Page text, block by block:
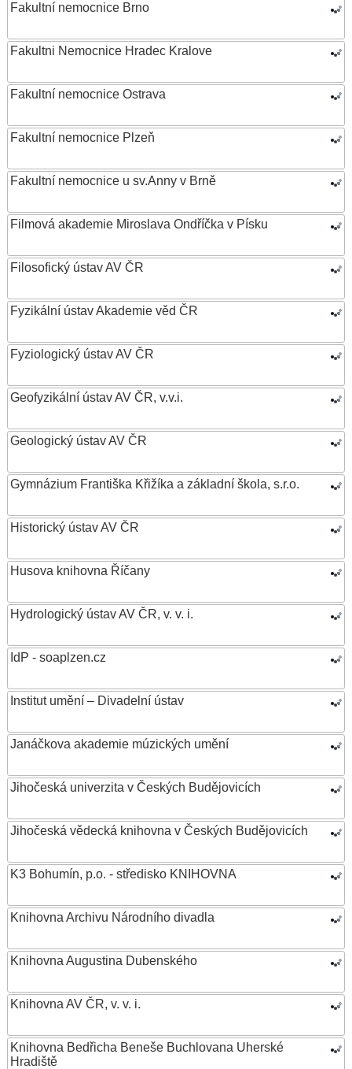
Fakultní nemocnice Brno
Fakultni Nemocnice Hradec Kralove
Fakultní nemocnice Ostrava
Fakultní nemocnice Plzeň
Fakultní nemocnice u sv.Anny v Brně
Filmová akademie Miroslava Ondříčka v Písku
Filosofický ústav AV ČR
Fyzikální ústav Akademie věd ČR
Fyziologický ústav AV ČR
Geofyzikální ústav AV ČR, v.v.i.
Geologický ústav AV ČR
Gymnázium Františka Křižíka a základní škola, s.r.o.
Historický ústav AV ČR
Husova knihovna Říčany
Hydrologický ústav AV ČR, v. v. i.
IdP - soaplzen.cz
Institut umění – Divadelní ústav
Janáčkova akademie múzických umění
Jihočeská univerzita v Českých Budějovicích
Jihočeská vědecká knihovna v Českých Budějovicích
K3 Bohumín, p.o. - středisko KNIHOVNA
Knihovna Archivu Národního divadla
Knihovna Augustina Dubenského
Knihovna AV ČR, v. v. i.
Knihovna Bedřicha Beneše Buchlovana Uherské
Hradiště